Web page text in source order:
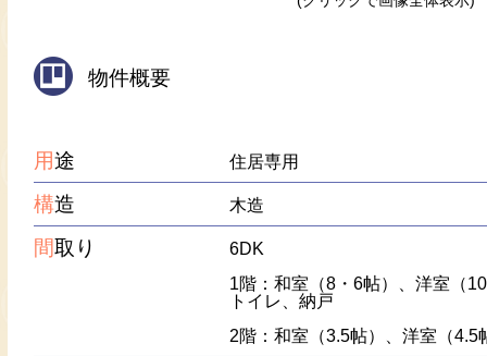
物件概要
用途 住居専用
構造 木造
間取り
6DK
1階：和室（8・6帖）、洋室（
トイレ、納戸
2階：和室（3.5帖）、洋室（4.5